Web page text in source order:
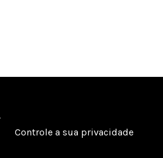
Controle a sua privacidade